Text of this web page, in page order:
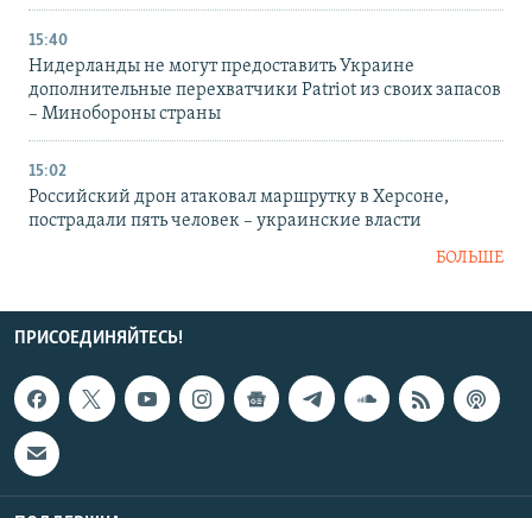
15:40
Нидерланды не могут предоставить Украине
дополнительные перехватчики Patriot из своих запасов
– Минобороны страны
15:02
Российский дрон атаковал маршрутку в Херсоне,
пострадали пять человек – украинские власти
БОЛЬШЕ
ПРИСОЕДИНЯЙТЕСЬ!